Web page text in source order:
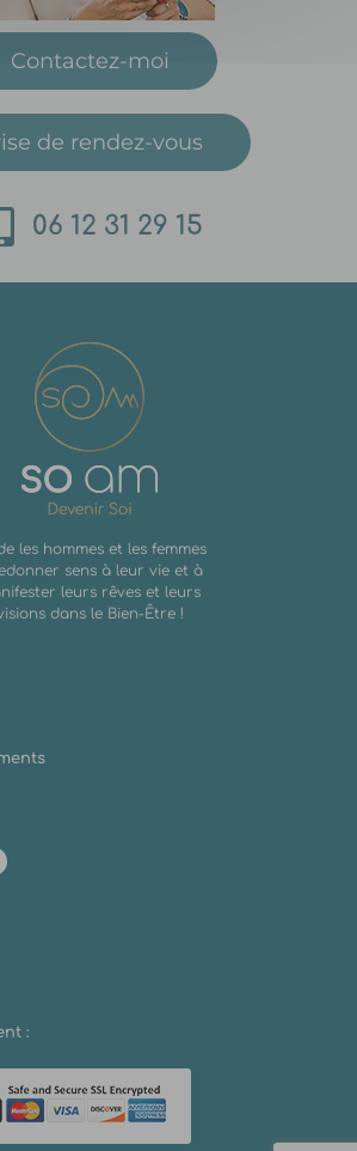
Contactez-moi
de rendez-vous
06 12 31 29 15
les hommes et les femmes
sens à leur vie et à
leurs rêves et leurs
dans le Bien-Être !
: